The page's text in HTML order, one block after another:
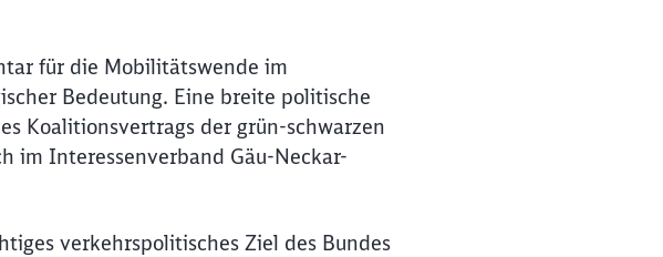
für die Mobilitätswende im
Bedeutung. Eine breite politische
Koalitionsvertrags der grün-schwarzen
im Interessenverband Gäu-Neckar-
verkehrspolitisches Ziel des Bundes
Schließen
Weiter